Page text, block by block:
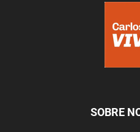
SOBRE